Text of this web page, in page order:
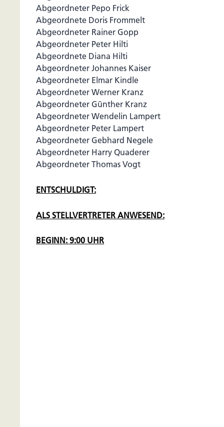
Abgeordneter Pepo Frick
Abgeordnete Doris Frommelt
Abgeordneter Rainer Gopp
Abgeordneter Peter Hilti
Abgeordnete Diana Hilti
Abgeordneter Johannes Kaiser
Abgeordneter Elmar Kindle
Abgeordneter Werner Kranz
Abgeordneter Günther Kranz
Abgeordneter Wendelin Lampert
Abgeordneter Peter Lampert
Abgeordneter Gebhard Negele
Abgeordneter Harry Quaderer
Abgeordneter Thomas Vogt
ENTSCHULDIGT:
ALS STELLVERTRETER ANWESEND:
BEGINN: 9:00 UHR